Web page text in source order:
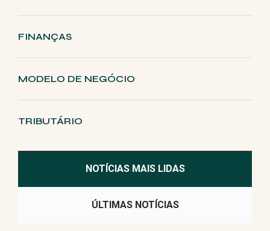
FINANÇAS
MODELO DE NEGÓCIO
TRIBUTÁRIO
NOTÍCIAS MAIS LIDAS
ÚLTIMAS NOTÍCIAS